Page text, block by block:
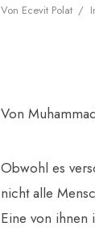
Von Ecevit Polat
Von
Obwohl es
nicht alle
Eine von